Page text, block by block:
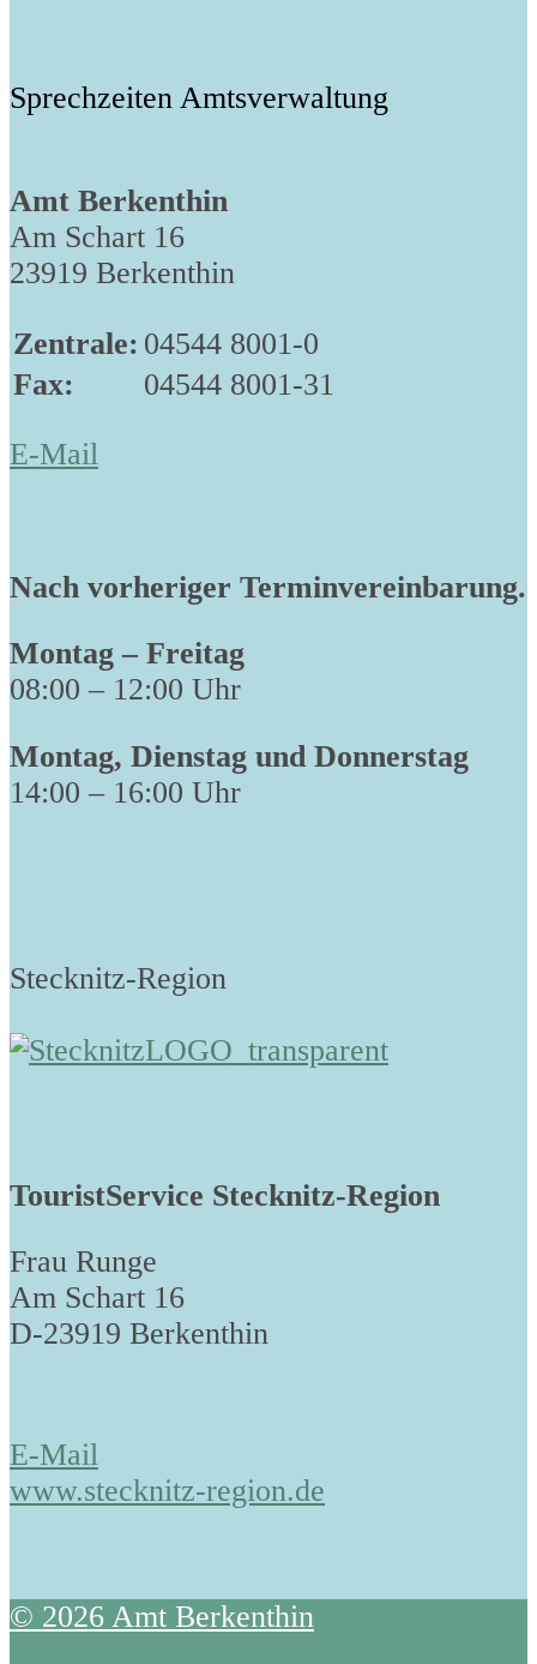
Sprechzeiten Amtsverwaltung
Amt Berkenthin
Am Schart 16
23919 Berkenthin
Zentrale: 04544 8001-0
Fax:
04544 8001-31
E-Mail
Nach vorheriger Terminvereinbarung.
Montag – Freitag
08:00 – 12:00 Uhr
Montag, Dienstag und Donnerstag
14:00 – 16:00 Uhr
Stecknitz-Region
TouristService Stecknitz-Region
Frau Runge
Am Schart 16
D-23919 Berkenthin
E-Mail
www.stecknitz-region.de
© 2026 Amt Berkenthin